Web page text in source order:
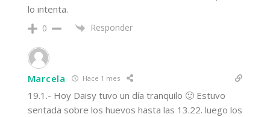
lo intenta.
0 Responder
Marcela Hace 1 mes
19.1.- Hoy Daisy tuvo un día tranquilo 🙂 Estuvo
sentada sobre los huevos hasta las 13.22. luego los